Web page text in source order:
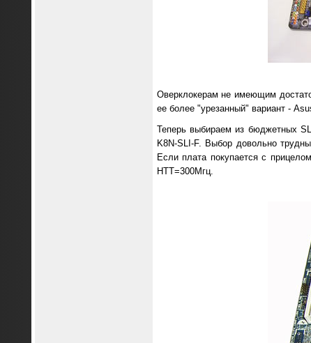
Оверклокерам не имеющим
ее более "урезанный" вариант -
Теперь выбираем из бюджетных
K8N-SLI-F. Выбор довольно
Если плата покупается с
HTT=300Мгц.